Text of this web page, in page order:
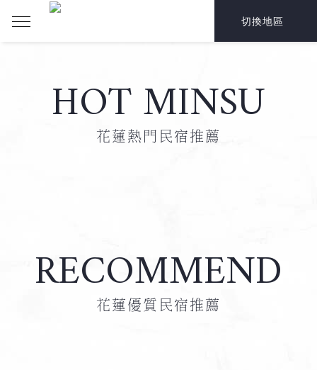
HOT MINSU
花蓮熱門民宿推薦
RECOMMEND
花蓮優質民宿推薦
切換地區